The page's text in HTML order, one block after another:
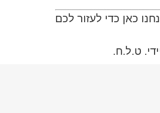
כאן כדי לעזור לכם
ט.ל.ח.